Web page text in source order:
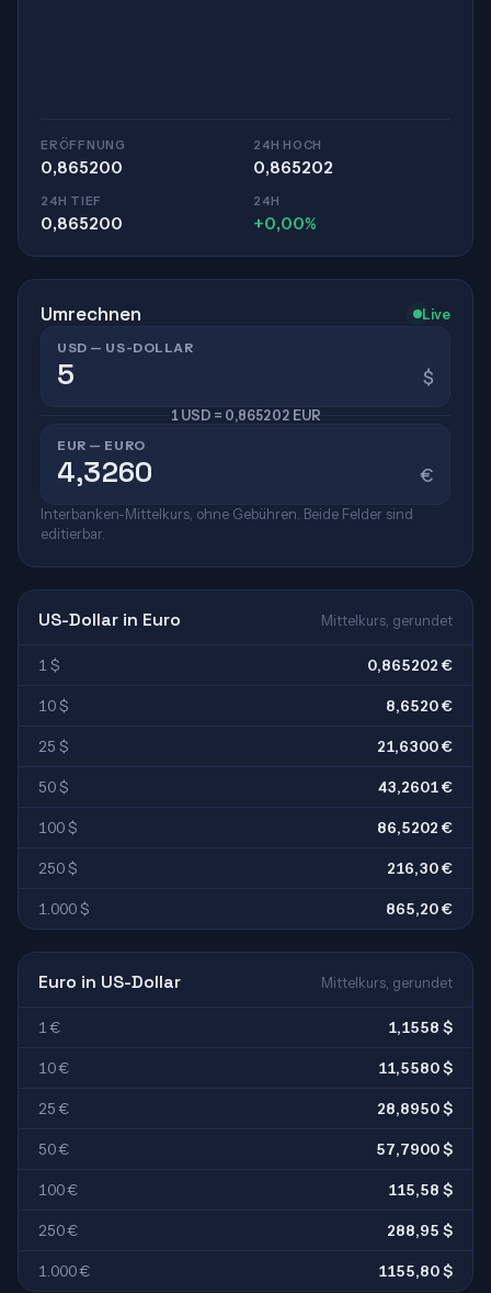
ERÖFFNUNG
0,865200
24H HOCH
0,865202
24H TIEF
0,865200
24H
+0,00%
Umrechnen Live
USD — US-DOLLAR
$
1 USD = 0,865202 EUR
EUR — EURO
€
Interbanken-Mittelkurs, ohne Gebühren. Beide Felder sind
editierbar.
US-Dollar in Euro Mittelkurs, gerundet
1 $ 0,865202 €
10 $ 8,6520 €
25 $ 21,6300 €
50 $ 43,2601 €
100 $ 86,5202 €
250 $ 216,30 €
1.000 $ 865,20 €
Euro in US-Dollar Mittelkurs, gerundet
1 € 1,1558 $
10 € 11,5580 $
25 € 28,8950 $
50 € 57,7900 $
100 € 115,58 $
250 € 288,95 $
1.000 € 1155,80 $